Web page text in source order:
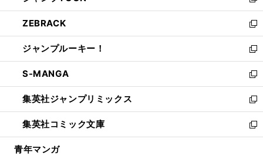
開
く
ウ
で
開
く
ン
ド
ウ
で
開
く
ウ
ィ
ン
ド
ウ
で
開
く
し
い
ウ
ィ
ン
ド
ウ
で
開
く
ZEBRACK
新
し
い
ウ
ィ
ン
ド
ウ
で
開
ジャンプルーキー！
新
し
い
ウ
ィ
ン
ド
ウ
S-MANGA
新
し
い
ウ
ィ
ン
集英社ジャンプリミックス
新
し
い
ウ
集英社コミック文庫
新
し
青年マンガ